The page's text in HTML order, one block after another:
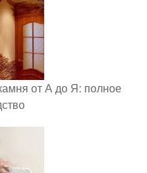
от А до Я: полное